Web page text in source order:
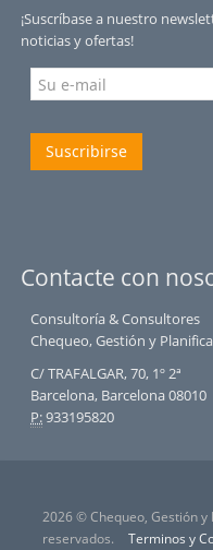
¡Suscríbase a nuestro
noticias y ofertas!
Suscribirse
Contacte con
Consultoría & Consultores
Chequeo, Gestión y
C/ TRAFALGAR, 70, 1º 2ª
Barcelona, Barcelona 08010
P:933195820
2026 © Chequeo, Gestión y
reservados.
Terminos y